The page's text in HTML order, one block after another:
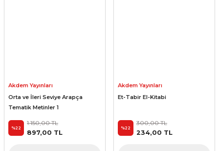
Akdem Yayınları
Orta ve İleri Seviye Arapça
Tematik Metinler 1
%22
1.150,00 TL
897,00 TL
Akdem Yayınları
Et-Tabir El-Kitabi
%22
300,00 TL
234,00 TL